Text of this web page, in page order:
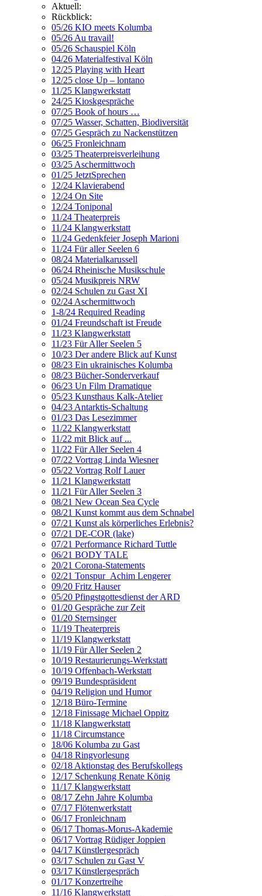
Aktuell:
Rückblick:
05/26 KIO meets Kolumba
05/26 Au travail!
05/26 Schauspiel Köln
04/26 Materialfestival Köln
12/25 Playing with Heart
12/25 close Up – lontano
11/25 Klangwerkstatt
24/25 Kioskgespräche
07/25 Book of hours …
07/25 Wasser, Schatten, Biodiversität
07/25 Gespräch zu Nackenstützen
06/25 Fronleichnam
03/25 Theaterpreisverleihung
03/25 Aschermittwoch
01/25 JetztSprechen
12/24 Klavierabend
12/24 On Site
12/24 Toniponal
11/24 Theaterpreis
11/24 Klangwerkstatt
11/24 Gedenkfeier Joseph Marioni
11/24 Für aller Seelen 6
08/24 Materialkarussell
06/24 Rheinische Musikschule
05/24 Musikpreis NRW
02/24 Schulen zu Gast XI
02/24 Aschermittwoch
1-8/24 Required Reading
01/24 Freundschaft ist Freude
11/23 Klangwerkstatt
11/23 Für Aller Seelen 5
10/23 Der andere Blick auf Kunst
08/23 Ein ukrainisches Kolumba
08/23 Bücher-Sonderverkauf
06/23 Un Film Dramatique
05/23 Kunsthaus Kalk-Atelier
04/23 Antarktis-Schaltung
01/23 Das Lesezimmer
11/22 Klangwerkstatt
11/22 mit Blick auf ...
11/22 Für Aller Seelen 4
07/22 Vortrag Linda Wiesner
05/22 Vortrag Rolf Lauer
11/21 Klangwerkstatt
11/21 Für Aller Seelen 3
08/21 New Ocean Sea Cycle
08/21 Kunst kommt aus dem Schnabel
07/21 Kunst als körperliches Erlebnis?
07/21 DE-COR (lake)
07/21 Performance Richard Tuttle
06/21 BODY TALE
20/21 Corona-Statements
02/21 Tonspur_Achim Lengerer
09/20 Fritz Hauser
05/20 Pfingstgottesdienst der ARD
01/20 Gespräche zur Zeit
01/20 Sternsinger
11/19 Theaterpreis
11/19 Klangwerkstatt
11/19 Für Aller Seelen 2
10/19 Restaurierungs-Werkstatt
10/19 Offenbach-Werkstatt
09/19 Bundespräsident
04/19 Religion und Humor
12/18 Büro-Termine
12/18 Finissage Michael Oppitz
11/18 Klangwerkstatt
11/18 Circumstance
18/06 Kolumba zu Gast
04/18 Ringvorlesung
02/18 Aktionstag des Berufskollegs
12/17 Schenkung Renate König
11/17 Klangwerkstatt
08/17 Zehn Jahre Kolumba
07/17 Flötenwerkstatt
06/17 Fronleichnam
06/17 Thomas-Morus-Akademie
06/17 Vortrag Rüdiger Joppien
04/17 Künstlergespräch
03/17 Schulen zu Gast V
03/17 Künstlergespräch
01/17 Konzertreihe
11/16 Klangwerkstatt